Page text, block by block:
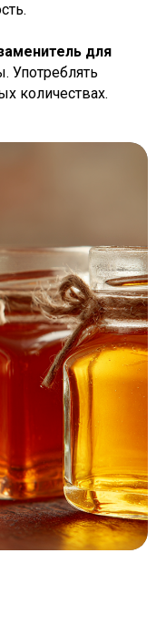
для
Употреблять
количествах.